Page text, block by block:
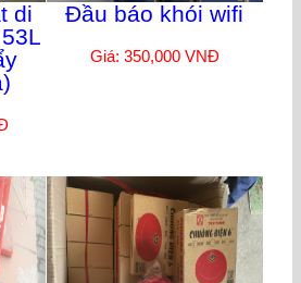
di
Đầu báo khói wifi
Giá: 350,000 VNĐ